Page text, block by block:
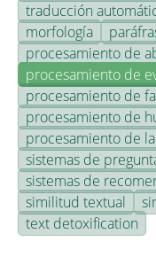
traducción
morfología
procesamiento de
procesamiento de
procesamiento de
procesamiento de
procesamiento de
sistemas de
sistemas de
similitud textual
text detoxification